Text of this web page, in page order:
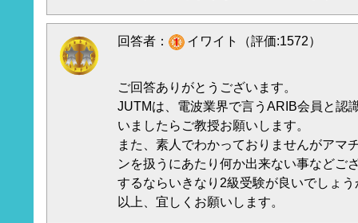
回答者： イワイト（評価:1572）
ご回答ありがとうございます。
JUTMは、電波業界で言うARIB会員と認
いましたらご教授お願いします。
また、素人でわかっておりませんがアマ
ンを扱うにあたり何か出来ない事などご
するならいきなり2級受験が良いでしょう
以上、宜しくお願いします。